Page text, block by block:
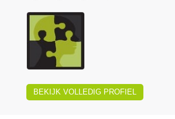
BEKIJK VOLLEDIG PROFIEL